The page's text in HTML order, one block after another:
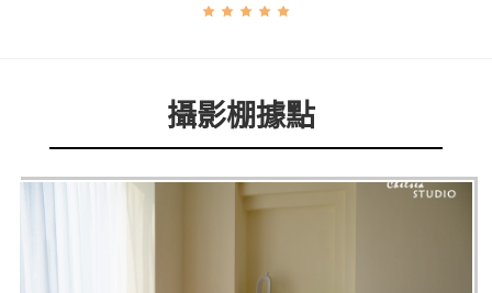
攝影棚據點